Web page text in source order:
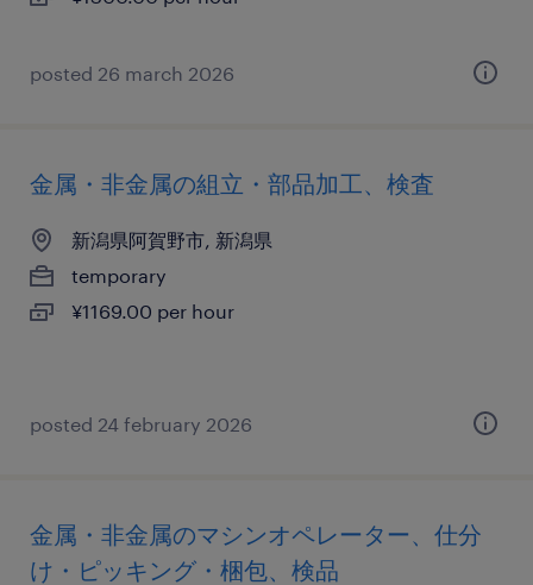
posted 26 march 2026
金属・非金属の組立・部品加工、検査
新潟県阿賀野市, 新潟県
temporary
¥1169.00 per hour
posted 24 february 2026
金属・非金属のマシンオペレーター、仕分
け・ピッキング・梱包、検品